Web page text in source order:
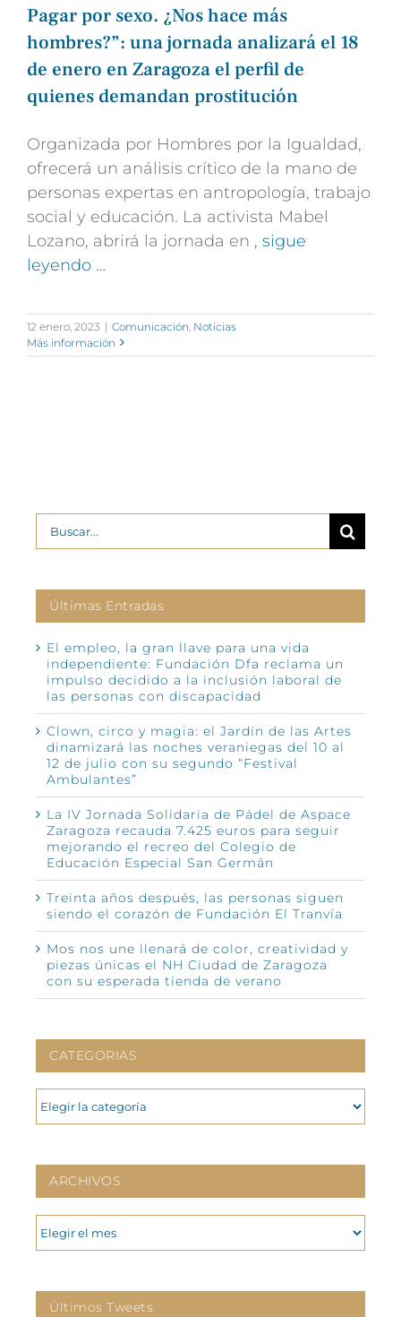
Pagar por sexo. ¿Nos hace más
hombres?”: una jornada analizará el 18
de enero en Zaragoza el perfil de
quienes demandan prostitución
Organizada por Hombres por la Igualdad,
ofrecerá un análisis crítico de la mano de
personas expertas en antropología, trabajo
social y educación. La activista Mabel
Lozano, abrirá la jornada en , sigue
leyendo …
12 enero, 2023 | Comunicación Noticias
Más información
Buscar:
Últimas Entradas
El empleo, la gran llave para una vida
independiente: Fundación Dfa reclama un
impulso decidido a la inclusión laboral de
las personas con discapacidad
Clown, circo y magia: el Jardín de las Artes
dinamizará las noches veraniegas del 10 al
12 de julio con su segundo “Festival
Ambulantes”
La IV Jornada Solidaria de Pádel de Aspace
Zaragoza recauda 7.425 euros para seguir
mejorando el recreo del Colegio de
Educación Especial San Germán
Treinta años después, las personas siguen
siendo el corazón de Fundación El Tranvía
Mos nos une llenará de color, creatividad y
piezas únicas el NH Ciudad de Zaragoza
con su esperada tienda de verano
CATEGORIAS
CATEGORIAS
ARCHIVOS
ARCHIVOS
Últimos Tweets